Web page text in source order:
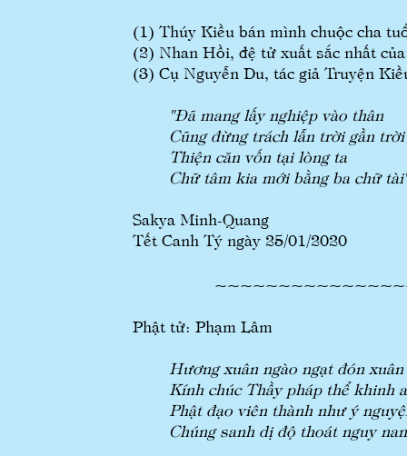
(1) Thúy Kiều bán mình chuộc cha
(2) Nhan Hồi, đệ tử xuất sắc nhất
(3) Cụ Nguyễn Du, tác giả Truyện
"Đã mang lấy nghiệp vào thân
Cũng đừng trách lẫn trời gần
Thiện căn vốn tại lòng ta
Chữ tâm kia mới bằng ba chữ
Sakya Minh-Quang
Tết Canh Tý ngày 25/01/2020
Phật tử: Phạm Lâm
Hương xuân ngào ngạt đón xuân
Kính chúc Thầy pháp thể khinh
Phật đạo viên thành như ý
Chúng sanh dị độ thoát nguy